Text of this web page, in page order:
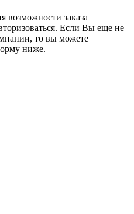
возможности заказа
Если Вы еще не
то вы можете
ниже.